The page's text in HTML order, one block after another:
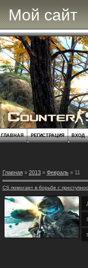
Мой сайт
ГЛАВНАЯ РЕГИСТРАЦИЯ ВХОД
Главная» 2013 » Февраль » 11
CS помогает в борьбе с